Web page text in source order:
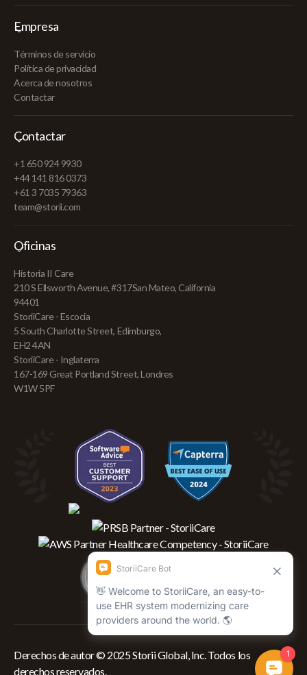
Empresa
Términos de servicio
Política de privacidad
Acerca de nosotros
Contactar
Contactar
+1 650 924 9930
+44 141 816 0373
+61 3 7035 79363
team@storii.com
Oficinas
Historia II Care
210 S Ellsworth Avenue, #317San Mateo, California
94401
StoriiCare - Escocia
5 South Charlotte Street, Edimburgo,
EH2 4AN
StoriiCare - Inglaterra
167-169 Great Portland Street, Londres
W1W 5PF
Derechos de autor © 2025 Storii Global, Inc. Todos los
derechos reservados.